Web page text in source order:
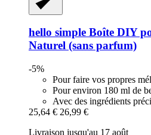
hello simple Boîte DIY
Naturel (sans parfum)
-5%
Pour faire vos propres
Pour environ 180 ml de
Avec des ingrédients
25,64 € 26,99 €
Livraison jusqu'au 17 août